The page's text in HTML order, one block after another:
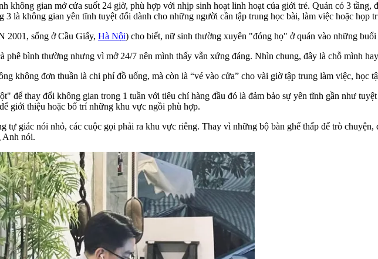
không gian mở cửa suốt 24 giờ, phù hợp với nhịp sinh hoạt linh hoạt của giới trẻ. Quán có 3
3 là không gian yên tĩnh tuyệt đối dành cho những người cần tập trung học bài, làm việc hoặc họp
2001, sống ở Cầu Giấy, Hà Nội) cho biết, nữ sinh thường xuyên "đóng họ" ở quán vào những
phê bình thường nhưng vì mở 24/7 nên mình thấy vẫn xứng đáng. Nhìn chung, đây là chỗ mình
không đơn thuần là chi phí đồ uống, mà còn là “vé vào cửa” cho vài giờ tập trung làm việc, học
để thay đổi không gian trong 1 tuần với tiêu chí hàng đầu đó là đảm bảo sự yên tĩnh gần như
giới thiệu hoặc bố trí những khu vực ngồi phù hợp.
tự giác nói nhỏ, các cuộc gọi phải ra khu vực riêng. Thay vì những bộ bàn ghế thấp để trò
Anh nói.